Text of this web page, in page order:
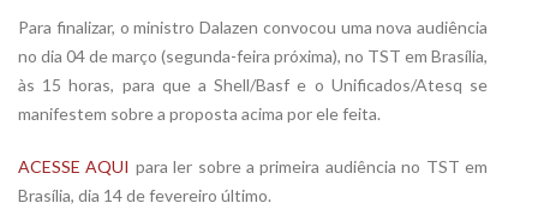
Para finalizar, o ministro Dalazen convocou uma nova audiência
no dia 04 de março (segunda-feira próxima), no TST em Brasília,
às 15 horas, para que a Shell/Basf e o Unificados/Atesq se
manifestem sobre a proposta acima por ele feita.
ACESSE AQUI para ler sobre a primeira audiência no TST em
Brasília, dia 14 de fevereiro último.